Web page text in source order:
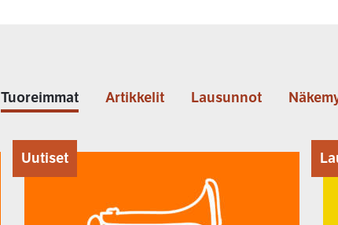
Tuoreimmat Artikkelit Lausunnot
Uutiset